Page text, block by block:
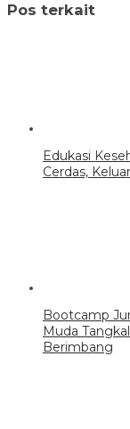
Pos terkait
Edukasi
Cerdas,
Bootcamp
Muda
Berimbang